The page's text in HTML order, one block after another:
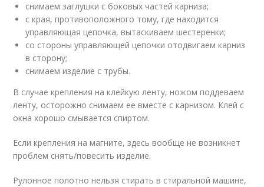
снимаем заглушки с боковых частей карниза;
с края, противоположного тому, где находится
управляющая цепочка, вытаскиваем шестеренки;
со стороны управляющей цепочки отодвигаем карниз
в сторону;
снимаем изделие с трубы.
В случае крепления на клейкую ленту, ножом поддеваем
ленту, осторожно снимаем ее вместе с карнизом. Клей с
окна хорошо смывается спиртом.
Если крепления на магните, здесь вообще не возникнет
проблем снять/повесить изделие.
Рулонное полотно нельзя стирать в стиральной машине,